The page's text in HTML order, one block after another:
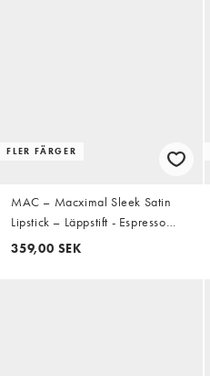
FLER FÄRGER
MAC – Macximal Sleek Satin
Lipstick – Läppstift - Espresso
Yourself
359,00 SEK